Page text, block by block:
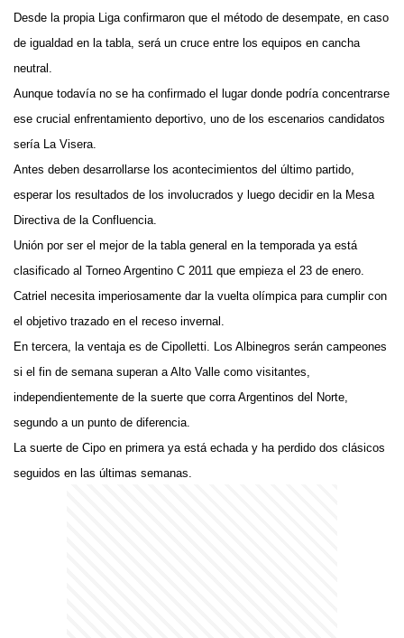
Desde la propia Liga confirmaron que el método de desempate, en caso
de igualdad en la tabla, será un cruce entre los equipos en cancha
neutral.
Aunque todavía no se ha confirmado el lugar donde podría concentrarse
ese crucial enfrentamiento deportivo, uno de los escenarios candidatos
sería La Visera.
Antes deben desarrollarse los acontecimientos del último partido,
esperar los resultados de los involucrados y luego decidir en la Mesa
Directiva de la Confluencia.
Unión por ser el mejor de la tabla general en la temporada ya está
clasificado al Torneo Argentino C 2011 que empieza el 23 de enero.
Catriel necesita imperiosamente dar la vuelta olímpica para cumplir con
el objetivo trazado en el receso invernal.
En tercera, la ventaja es de Cipolletti. Los Albinegros serán campeones
si el fin de semana superan a Alto Valle como visitantes,
independientemente de la suerte que corra Argentinos del Norte,
segundo a un punto de diferencia.
La suerte de Cipo en primera ya está echada y ha perdido dos clásicos
seguidos en las últimas semanas.